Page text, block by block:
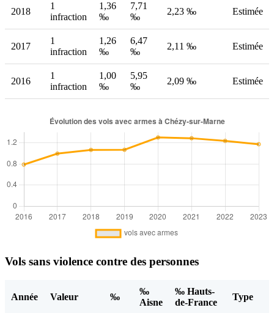
2018
1
infraction
1,36
‰
7,71
‰
2,23 ‰ Estimée
2017
1
infraction
1,26
‰
6,47
‰
2,11 ‰ Estimée
2016
1
infraction
1,00
‰
5,95
‰
2,09 ‰ Estimée
Vols sans violence contre des personnes
Année Valeur ‰
‰
Aisne
‰ Hauts-
de-France
Type